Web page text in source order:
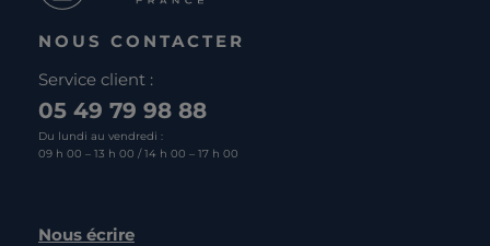
NOUS CONTACTER
Service client :
05 49 79 98 88
Du lundi au vendredi :
09 h 00 – 13 h 00 / 14 h 00 – 17 h 00
Nous écrire